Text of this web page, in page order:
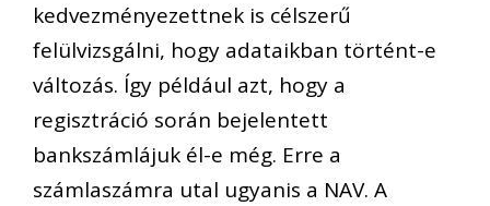
kedvezményezettnek is célszerű
felülvizsgálni, hogy adataikban történt-e
változás. Így például azt, hogy a
regisztráció során bejelentett
bankszámlájuk él-e még. Erre a
számlaszámra utal ugyanis a NAV. A